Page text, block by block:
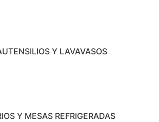
Y LAVAVASOS
Y MESAS REFRIGERADAS